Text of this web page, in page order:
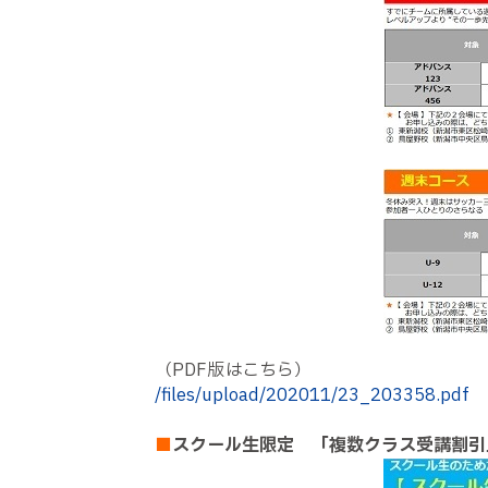
（PDF版はこちら）
/files/upload/202011/23_203358.pdf
■スクール生限定 「複数クラス受講割